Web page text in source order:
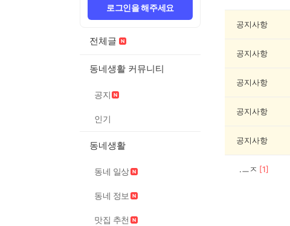
로그인을 해주세요
전체글
동네생활 커뮤니티
공지
인기
동네생활
동네 일상
동네 정보
맛집 추천
동
공지사항
공지사항
공지사항
공지사항
공지사항
.ㅡㅈ [1]